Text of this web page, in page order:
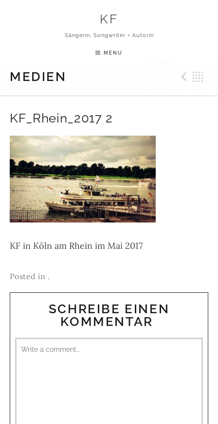
KF
Sängerin, Songwriter + Autorin
MENU
MEDIEN
KF_Rhein_2017 2
KF in Köln am Rhein im Mai 2017
Posted in .
SCHREIBE EINEN
KOMMENTAR